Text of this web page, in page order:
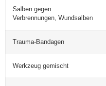
Salben gegen
Verbrennungen, Wundsalben
Trauma-Bandagen
Werkzeug gemischt